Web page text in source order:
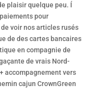
plaisir quelque peu. Í
pour
voir nos articles rusés
de des cartes bancaires
en compagnie de
de vrais Nord-
accompagnement vers
cajun CrownGreen